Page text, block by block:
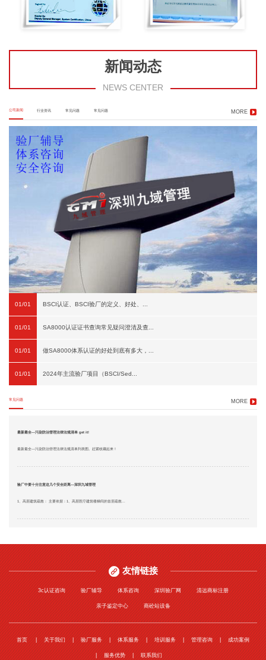
新闻动态
NEWS CENTER
公司新闻 行业资讯 常见问题 常见问题 MORE
01/01 BSCI认证、BSCI验厂的定义、好处、...
01/01 SA8000认证证书查询常见疑问澄清及查...
01/01 做SA8000体系认证的好处到底有多大，...
01/01 2024年主流验厂项目（BSCI/Sed...
常见问题 MORE
最新最全—污染防治管理法律法规清单 get it!
最新最全—污染防治管理法律法规清单列表图。赶紧收藏起来！
验厂中要十分注意这几个安全距离—深圳九域管理
1、高层建筑疏散： 主要依据：1、高层医疗建筑楼梯间的首层疏散...
友情链接
3c认证咨询 验厂辅导 体系咨询 深圳验厂网 清远商标注册
亲子鉴定中心 商砼站设备
首页 关于我们 验厂服务 体系服务 培训服务 管理咨询 成功案例
服务优势 联系我们